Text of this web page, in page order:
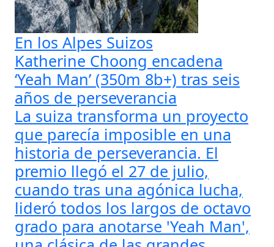
En los Alpes Suizos
Katherine Choong encadena
‘Yeah Man’ (350m 8b+) tras seis
años de perseverancia
La suiza transforma un proyecto
que parecía imposible en una
historia de perseverancia. El
premio llegó el 27 de julio,
cuando tras una agónica lucha,
lideró todos los largos de octavo
grado para anotarse 'Yeah Man',